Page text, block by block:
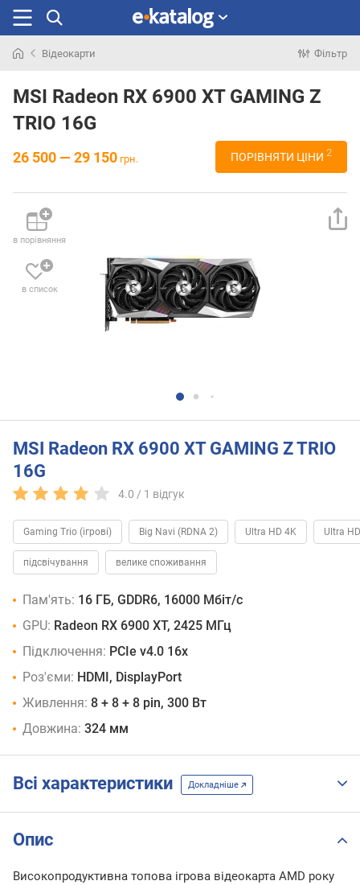
раніше
Відеокарти Фільтр
MSI Radeon RX 6900 XT GAMING Z
TRIO 16G
26 500 — 29 150 грн. ПОРІВНЯТИ ЦІНИ 2
в порівняння
в список
MSI Radeon RX 6900 XT GAMING Z TRIO
16G
4.0 / 1 відгук
Gaming Trio (ігрові) Big Navi (RDNA 2) Ultra HD 4K Ultra
підсвічування велике споживання
Пам'ять: 16 ГБ, GDDR6, 16000 Мбіт/с
GPU: Radeon RX 6900 XT, 2425 МГц
Підключення: PCIe v4.0 16x
Роз'єми: HDMI, DisplayPort
Живлення: 8 + 8 + 8 pin, 300 Вт
Довжина: 324 мм
Всі характеристики Докладніше
Опис
Високопродуктивна топова ігрова відеокарта AMD року